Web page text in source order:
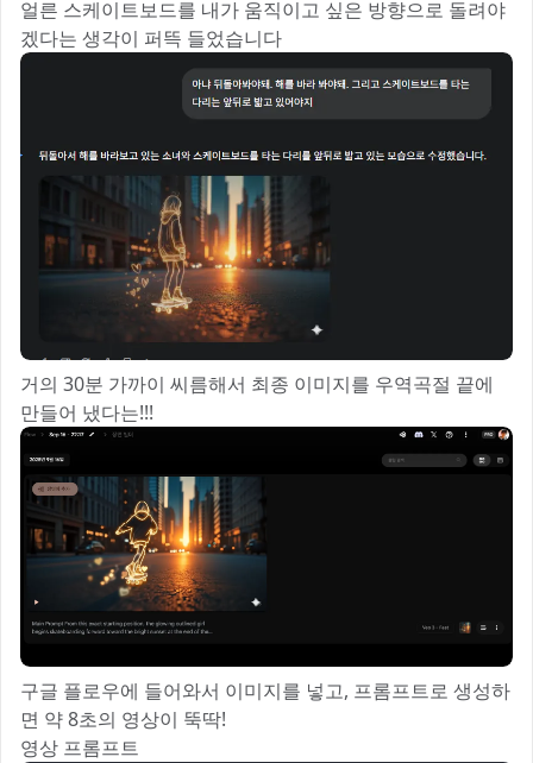
얼른 스케이트보드를 내가 움직이고 싶은 방향으로 돌려야
겠다는 생각이 퍼뜩 들었습니다
거의 30분 가까이 씨름해서 최종 이미지를 우역곡절 끝에
만들어 냈다는!!!
구글 플로우에 들어와서 이미지를 넣고, 프롬프트로 생성하
면 약 8초의 영상이 뚝딱!
영상 프롬프트